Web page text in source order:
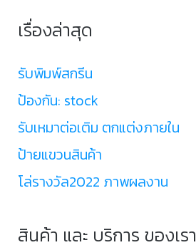
เรื่องล่าสุด
รับพิมพ์สกรีน
ป้องกัน: stock
รับเหมาต่อเติม ตกแต่งภายใน
ป้ายแขวนสินค้า
โล่รางวัล2022 ภาพผลงาน
สินค้า และ บริการ ของเรา